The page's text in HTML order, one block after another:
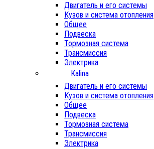
Двигатель и его системы
Кузов и система отопления
Общее
Подвеска
Тормозная система
Трансмиссия
Электрика
Kalina
Двигатель и его системы
Кузов и система отопления
Общее
Подвеска
Тормозная система
Трансмиссия
Электрика